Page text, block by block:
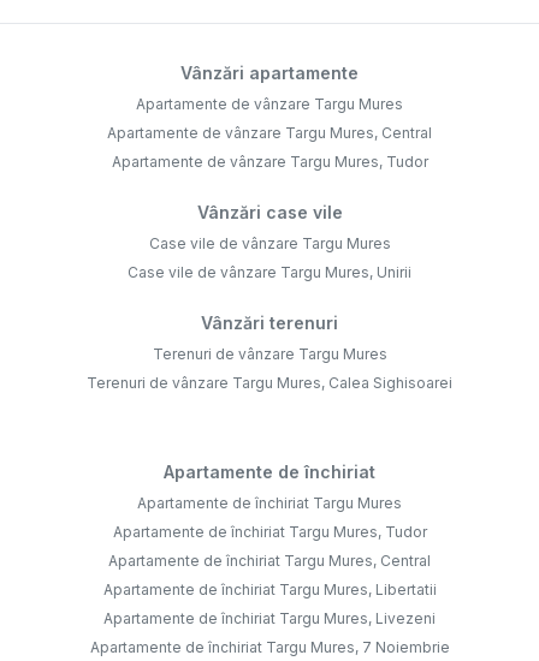
Vânzări apartamente
Apartamente de vânzare Targu Mures
Apartamente de vânzare Targu Mures, Central
Apartamente de vânzare Targu Mures, Tudor
Vânzări case vile
Case vile de vânzare Targu Mures
Case vile de vânzare Targu Mures, Unirii
Vânzări terenuri
Terenuri de vânzare Targu Mures
Terenuri de vânzare Targu Mures, Calea Sighisoarei
Apartamente de închiriat
Apartamente de închiriat Targu Mures
Apartamente de închiriat Targu Mures, Tudor
Apartamente de închiriat Targu Mures, Central
Apartamente de închiriat Targu Mures, Libertatii
Apartamente de închiriat Targu Mures, Livezeni
Apartamente de închiriat Targu Mures, 7 Noiembrie